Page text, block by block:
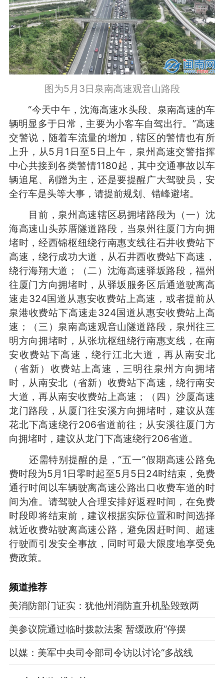
图为5月3日泉南高速观音山路段
“今天中午，沈海高速水头段、泉南高速的车
辆明显多于日常，主要为小客车自驾出行。”高速
交警说，随着车流量的增加，辖区的警情也有所
上升，从5月1日至5日上午，泉州高速交警指挥
中心共接到各类警情1180起，其中交通事故以车
辆追尾、剐蹭为主，还是要提醒广大驾驶员，安
全行车是头等大事，请提前规划、错峰避堵。
目前，泉州高速辖区易拥堵路段为（一）沈
海高速山头苏厝隧道路段，当泉州往厦门方向拥
堵时，经西锦枢纽绕行南惠支线往石井收费站下
高速，绕行成功大道，从石井西收费站下高速，
绕行海翔大道；（二）沈海高速驿坂路段，福州
往厦门方向拥堵时，从驿坂服务区后通道驶离高
速走324国道从惠安收费站上高速，或者提前从
泉港收费站下高速走324国道从惠安收费站上高
速；（三）泉南高速观音山隧道路段，泉州往三
明方向拥堵时，从张坑枢纽绕行南惠支线，在南
安收费站下高速，绕行江北大道，再从南安北
（省新）收费站上高速，三明往泉州方向拥堵
时，从南安北（省新）收费站下高速，绕行南安
大道，再从南安收费站上高速；（四）沙厦高速
龙门路段，从厦门往安溪方向拥堵时，建议从莲
花北下高速绕行206省道前往；从安溪往厦门方
向拥堵时，建议从龙门下高速绕行206省道。
还需特别提醒的是，“五一”假期高速公路免
费时段为5月1日零时起至5月5日24时结束，免费
通行时间以车辆驶离高速公路出口收费车道的时
间为准。请驾驶人合理安排好返程时间，在免费
时段即将结束前，建议根据实际位置和时间选择
就近收费站驶离高速公路，避免因赶时间、超速
行驶而引发安全事故，同时可最大限度地享受免
费政策。
频道推荐
美消防部门证实：犹他州消防直升机坠毁致两
美参议院通过临时拨款法案 暂缓政府“停摆
以媒：美军中央司令部司令访以讨论“多战线